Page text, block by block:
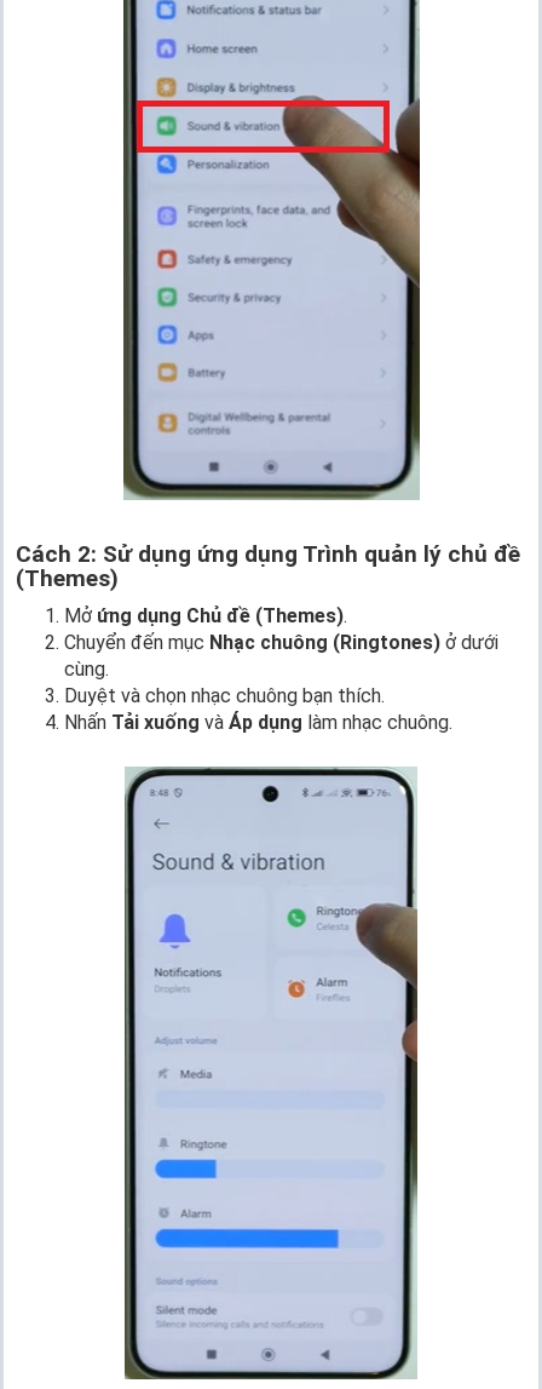
Cách 2: Sử dụng ứng dụng Trình quản lý chủ đề
(Themes)
Mở ứng dụng Chủ đề (Themes).
Chuyển đến mục Nhạc chuông (Ringtones) ở dưới
cùng.
Duyệt và chọn nhạc chuông bạn thích.
Nhấn Tải xuống và Áp dụng làm nhạc chuông.